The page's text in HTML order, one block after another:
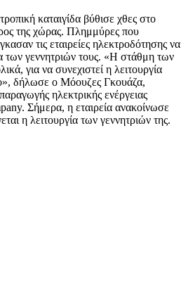
καταιγίδα βύθισε χθες στο
της χώρας. Πλημμύρες που
τις εταιρείες ηλεκτροδότησης να
των γεννητριών τους. «Η στάθμη των
για να συνεχιστεί η λειτουργία
δήλωσε ο Μόουζες Γκουάζα,
ηλεκτρικής ενέργειας
Σήμερα, η εταιρεία ανακοίνωσε
η λειτουργία των γεννητριών της.